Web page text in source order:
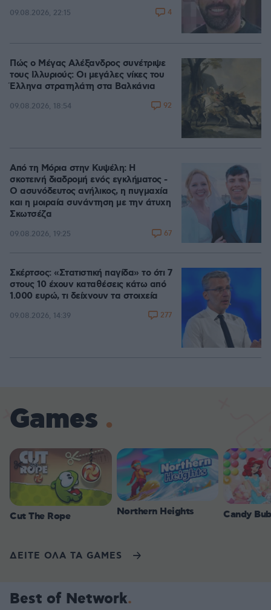
09.08.2026, 22:15 4
Πώς ο Μέγας Αλέξανδρος συνέτριψε
τους Ιλλυριούς: Οι μεγάλες νίκες του
Έλληνα στρατηλάτη στα Βαλκάνια
09.08.2026, 18:54 92
Από τη Μόρια στην Κυψέλη: Η
σκοτεινή διαδρομή ενός εγκλήματος -
Ο ασυνόδευτος ανήλικος, η πυγμαχία
και η μοιραία συνάντηση με την άτυχη
Σκωτσέζα
09.08.2026, 19:25 67
Σκέρτσος: «Στατιστική παγίδα» το ότι 7
στους 10 έχουν καταθέσεις κάτω από
1.000 ευρώ, τι δείχνουν τα στοιχεία
09.08.2026, 14:39 277
Games
Cut The Rope Northern Heights Candy
ΔΕΙΤΕ ΟΛΑ ΤΑ GAMES
Best of Network